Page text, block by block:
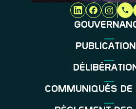
COMMUNIQUÉS DE